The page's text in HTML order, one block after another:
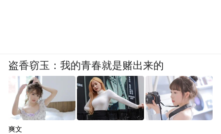
盗香窃玉：我的青春就是赌出来的
爽文